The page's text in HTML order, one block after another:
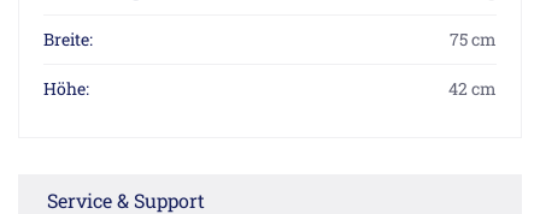
Breite: 75 cm
Höhe: 42 cm
Service & Support